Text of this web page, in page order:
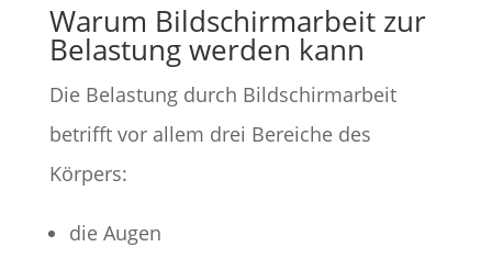
Warum Bildschirmarbeit zur
Belastung werden kann
Die Belastung durch Bildschirmarbeit
betrifft vor allem drei Bereiche des
Körpers:
die Augen